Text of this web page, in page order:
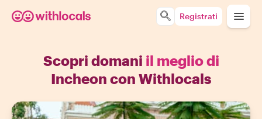
Registrati
Scopri domani il meglio di
Incheon con Withlocals